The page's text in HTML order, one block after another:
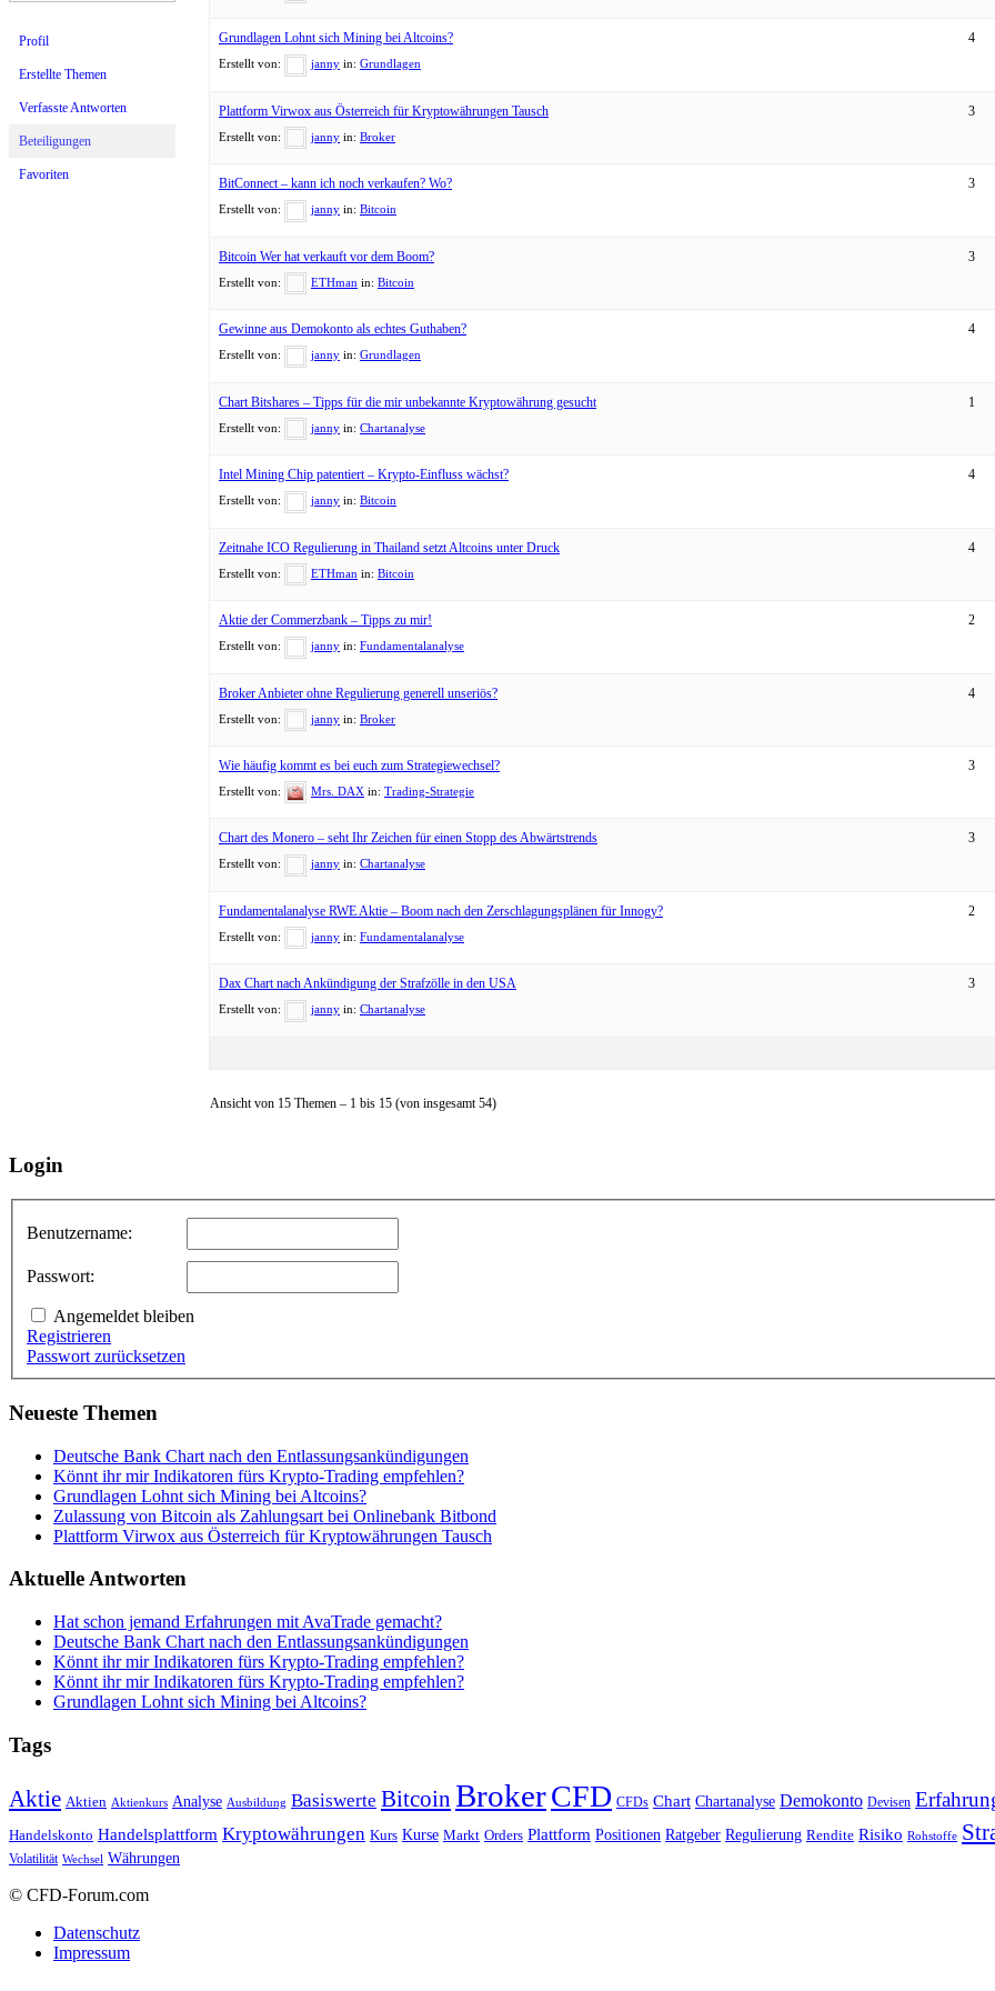
Profil
Erstellte Themen
Verfasste Antworten
Beteiligungen
Favoriten
Grundlagen Lohnt sich Mining bei Altcoins?
Erstellt von: janny in: Grundlagen
4
Plattform Virwox aus Österreich für Kryptowährungen Tausch
Erstellt von: janny in: Broker
3
BitConnect – kann ich noch verkaufen? Wo?
Erstellt von: janny in: Bitcoin
3
Bitcoin Wer hat verkauft vor dem Boom?
Erstellt von: ETHman in: Bitcoin
3
Gewinne aus Demokonto als echtes Guthaben?
Erstellt von: janny in: Grundlagen
4
Chart Bitshares – Tipps für die mir unbekannte Kryptowährung gesucht
Erstellt von: janny in: Chartanalyse
1
Intel Mining Chip patentiert – Krypto-Einfluss wächst?
Erstellt von: janny in: Bitcoin
4
Zeitnahe ICO Regulierung in Thailand setzt Altcoins unter Druck
Erstellt von: ETHman in: Bitcoin
4
Aktie der Commerzbank – Tipps zu mir!
Erstellt von: janny in: Fundamentalanalyse
2
Broker Anbieter ohne Regulierung generell unseriös?
Erstellt von: janny in: Broker
4
Wie häufig kommt es bei euch zum Strategiewechsel?
Erstellt von: Mrs. DAX in: Trading-Strategie
3
Chart des Monero – seht Ihr Zeichen für einen Stopp des Abwärtstrends
Erstellt von: janny in: Chartanalyse
3
Fundamentalanalyse RWE Aktie – Boom nach den Zerschlagungsplänen für Innogy?
Erstellt von: janny in: Fundamentalanalyse
2
Dax Chart nach Ankündigung der Strafzölle in den USA
Erstellt von: janny in: Chartanalyse
3
Ansicht von 15 Themen – 1 bis 15 (von insgesamt 54)
Login
Benutzername:
Passwort:
Angemeldet bleiben
Registrieren
Passwort zurücksetzen
Neueste Themen
Deutsche Bank Chart nach den Entlassungsankündigungen
Könnt ihr mir Indikatoren fürs Krypto-Trading empfehlen?
Grundlagen Lohnt sich Mining bei Altcoins?
Zulassung von Bitcoin als Zahlungsart bei Onlinebank Bitbond
Plattform Virwox aus Österreich für Kryptowährungen Tausch
Aktuelle Antworten
Hat schon jemand Erfahrungen mit AvaTrade gemacht?
Deutsche Bank Chart nach den Entlassungsankündigungen
Könnt ihr mir Indikatoren fürs Krypto-Trading empfehlen?
Könnt ihr mir Indikatoren fürs Krypto-Trading empfehlen?
Grundlagen Lohnt sich Mining bei Altcoins?
Tags
Aktie Aktien Aktienkurs Analyse Ausbildung Basiswerte Bitcoin BrokerCFD CFDs Chart Chartanalyse Demokonto Devisen
Handelskonto Handelsplattform Kryptowährungen Kurs Kurse Markt Orders Plattform Positionen Ratgeber Regulierung Rendite Risiko Rohstoffe
Volatilität Wechsel Währungen
© CFD-Forum.com
Datenschutz
Impressum